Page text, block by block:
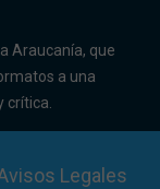
Araucanía, que
a una
crítica.
Legales